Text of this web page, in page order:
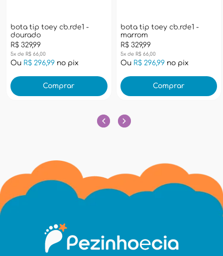
bota tip toey cb.rde1 -
dourado
R$ 329,99
5x de R$ 66,00
Ou R$ 296,99 no pix
Comprar
bota tip toey cb.rde1 -
marrom
R$ 329,99
5x de R$ 66,00
Ou R$ 296,99no pix
Comprar